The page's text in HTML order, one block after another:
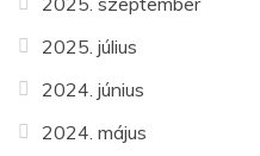
2025. július
2024. június
2024. május